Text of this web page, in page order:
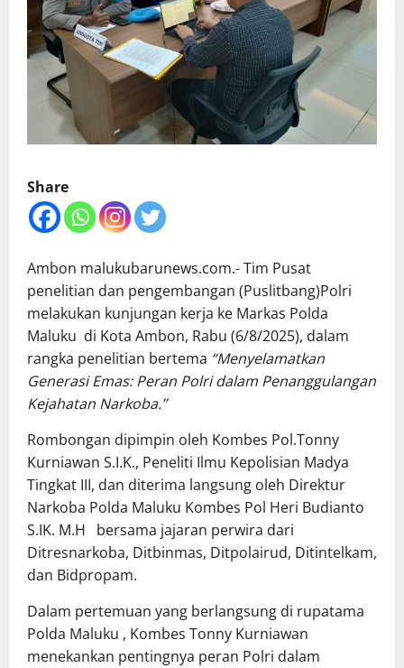
Share
Ambon malukubarunews.com.- Tim Pusat
penelitian dan pengembangan (Puslitbang)Polri
melakukan kunjungan kerja ke Markas Polda
Maluku di Kota Ambon, Rabu (6/8/2025), dalam
rangka penelitian bertema “Menyelamatkan
Generasi Emas: Peran Polri dalam Penanggulangan
Kejahatan Narkoba.”
Rombongan dipimpin oleh Kombes Pol.Tonny
Kurniawan S.I.K., Peneliti Ilmu Kepolisian Madya
Tingkat III, dan diterima langsung oleh Direktur
Narkoba Polda Maluku Kombes Pol Heri Budianto
S.IK. M.H
bersama jajaran perwira dari
Ditresnarkoba, Ditbinmas, Ditpolairud, Ditintelkam,
dan Bidpropam.
Dalam pertemuan yang berlangsung di rupatama
Polda Maluku , Kombes Tonny Kurniawan
menekankan pentingnya peran Polri dalam